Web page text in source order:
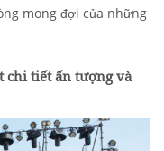
mong đợi của những
chi tiết ấn tượng và